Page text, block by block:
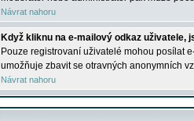
Návrat nahoru
Když kliknu na e-mailový odkaz uživatele,
Pouze registrovaní uživatelé mohou posílat
umožňuje zbavit se otravných anonymních
Návrat nahoru